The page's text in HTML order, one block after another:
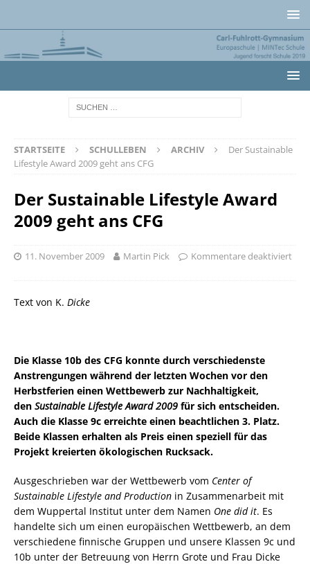
STARTSEITE SCHULLEBEN ARCHIV
Der Sustainable
Lifestyle Award 2009 geht ans CFG
Der Sustainable Lifestyle Award
2009 geht ans CFG
11. November 2009 Martin Pick Kommentare deaktiviert
Text von K. Dicke
Die Klasse 10b des CFG konnte durch verschiedenste
Anstrengungen während der letzten Wochen vor den
Herbstferien einen Wettbewerb zur Nachhaltigkeit,
den Sustainable Lifestyle Award 2009 für sich entscheiden.
Auch die Klasse 9c erreichte einen beachtlichen 3. Platz.
Beide Klassen erhalten als Preis einen speziell für das
Projekt kreierten ökologischen Rucksack.
Ausgeschrieben war der Wettbewerb vom Center of
Sustainable Lifestyle and Production in Zusammenarbeit mit
dem Wuppertal Institut unter dem Namen One did it. Es
handelte sich um einen europäischen Wettbewerb, an dem
verschiedene finnische Gruppen und unsere Klassen 9c und
10b unter der Betreuung von Herrn Grote und Frau Dicke